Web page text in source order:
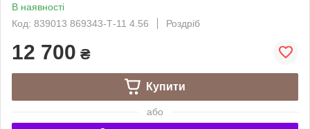
В наявності
Код: 839013 869343-Т-11 4.56
Роздріб
12 700 ₴
Купити
або